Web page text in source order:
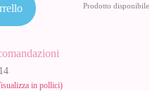
Prodotto disponibile.
in pollici)